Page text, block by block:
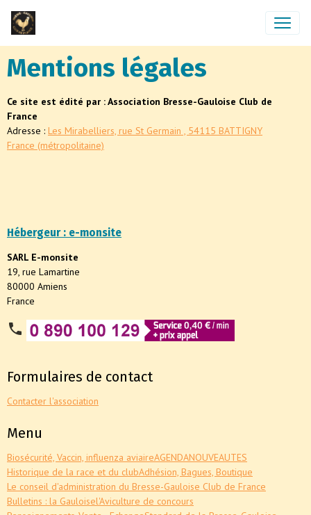
Mentions légales
Ce site est édité par : Association Bresse-Gauloise Club de
France
Adresse : Les Mirabelliers, rue St Germain , 54115 BATTIGNY
France (métropolitaine)
Hébergeur : e-monsite
SARL E-monsite
19, rue Lamartine
80000 Amiens
France
Formulaires de contact
Contacter l'association
Menu
Biosécurité, Vaccin, influenza aviaireAGENDANOUVEAUTES
Historique de la race et du clubAdhésion, Bagues, Boutique
Le conseil d'administration du Bresse-Gauloise Club de France
Bulletins : la Gauloisel'Aviculture de concours